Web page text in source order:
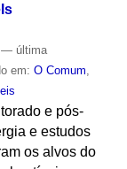
— última
em: O Comum
e pós-
e estudos
os alvos do